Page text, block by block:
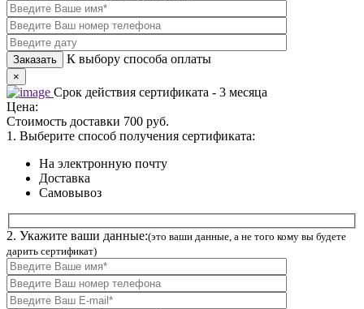
К выбору способа оплаты
×
Срок действия сертификата - 3 месяца
Цена:
Стоимость доставки 700 руб.
1. Выберите способ получения сертификата:
На электронную почту
Доставка
Самовывоз
2. Укажите ваши данные:(это ваши данные, а не того кому вы будете
дарить сертификат)